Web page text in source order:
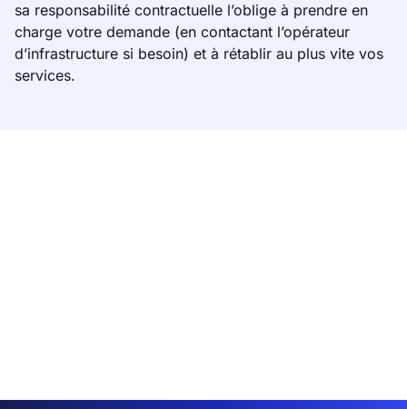
sa responsabilité contractuelle l’oblige à prendre en
charge votre demande (en contactant l’opérateur
d’infrastructure si besoin) et à rétablir au plus vite vos
services.